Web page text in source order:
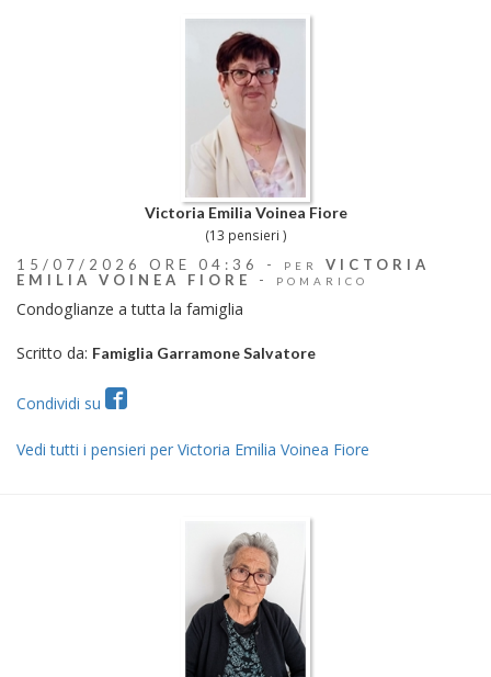
Victoria Emilia Voinea Fiore
(13 pensieri )
15/07/2026 ORE 04:36 - PER
VICTORIA
EMILIA VOINEA FIORE
- POMARICO
Condoglianze a tutta la famiglia
Scritto da: Famiglia Garramone Salvatore
Condividi su
Vedi tutti i pensieri per Victoria Emilia Voinea Fiore